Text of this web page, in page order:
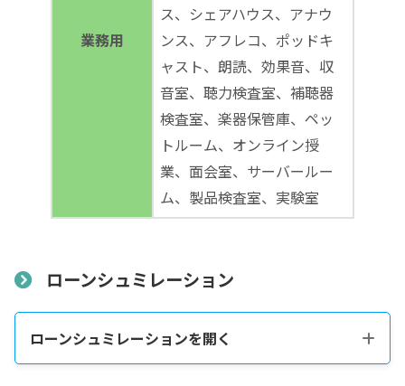
業務用
ス、シェアハウス、アナウ
ンス、アフレコ、ポッドキ
ャスト、朗読、効果音、収
音室、聴力検査室、補聴器
検査室、楽器保管庫、ペッ
トルーム、オンライン授
業、面会室、サーバールー
ム、製品検査室、実験室
ローンシュミレーション
ローンシュミレーションを開く